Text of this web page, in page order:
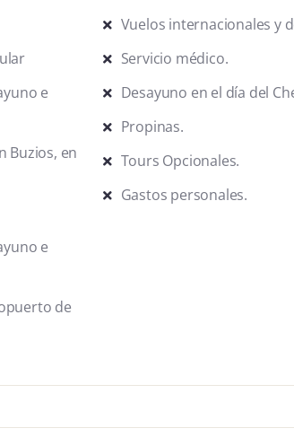
e
Buzios, en
e
de
Vuelos internacionales y
Servicio médico.
Desayuno en el día del
Propinas.
Tours Opcionales.
Gastos personales.